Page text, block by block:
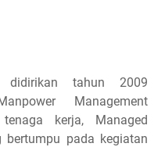
tahun 2009
Management
kerja, Managed
bertumpu pada kegiatan